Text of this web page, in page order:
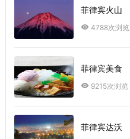
菲律宾火山
4788次浏览
菲律宾美食
9215次浏览
菲律宾达沃